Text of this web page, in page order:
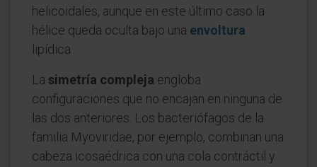
helicoidales, aunque en este último caso la
hélice queda oculta bajo una envoltura
lipídica.
La simetría compleja engloba
configuraciones que no encajan en ninguna de
las dos anteriores. Los bacteriófagos de la
familia Myoviridae, por ejemplo, combinan una
cabeza icosaédrica con una cola contráctil y